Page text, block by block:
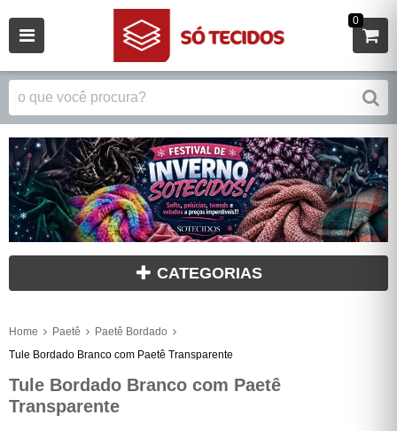
0
CATEGORIAS
Home Paetê
Paetê Bordado
Tule Bordado Branco com Paetê Transparente
Tule Bordado Branco com Paetê
Transparente